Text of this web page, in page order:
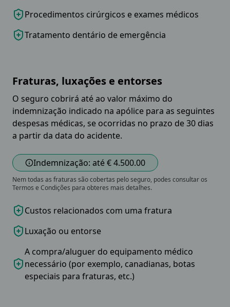
Procedimentos cirúrgicos e exames médicos
Tratamento dentário de emergência
Fraturas, luxações e entorses
O seguro cobrirá até ao valor máximo do
indemnização indicado na apólice para as seguintes
despesas médicas, se ocorridas no prazo de 30 dias
a partir da data do acidente.
Indemnização: até € 4.500.00
Nem todas as fraturas são cobertas pelo seguro, podes consultar os
Termos e Condições para obteres mais detalhes.
Custos relacionados com uma fratura
Luxação ou entorse
A compra/aluguer do equipamento médico
necessário (por exemplo, canadianas, botas
especiais para fraturas, etc.)